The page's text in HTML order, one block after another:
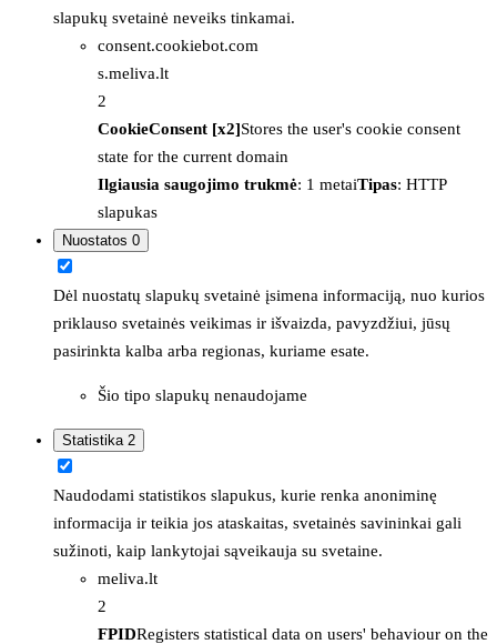
slapukų svetainė neveiks tinkamai.
consent.cookiebot.com
s.meliva.lt
2
CookieConsent [x2]Stores the user's cookie consent
state for the current domain
Ilgiausia saugojimo trukmė: 1 metaiTipas: HTTP
slapukas
Nuostatos 0
Dėl nuostatų slapukų svetainė įsimena informaciją, nuo kurios
priklauso svetainės veikimas ir išvaizda, pavyzdžiui, jūsų
pasirinkta kalba arba regionas, kuriame esate.
Šio tipo slapukų nenaudojame
Statistika 2
Naudodami statistikos slapukus, kurie renka anoniminę
informacija ir teikia jos ataskaitas, svetainės savininkai gali
sužinoti, kaip lankytojai sąveikauja su svetaine.
meliva.lt
2
FPIDRegisters statistical data on users' behaviour on the